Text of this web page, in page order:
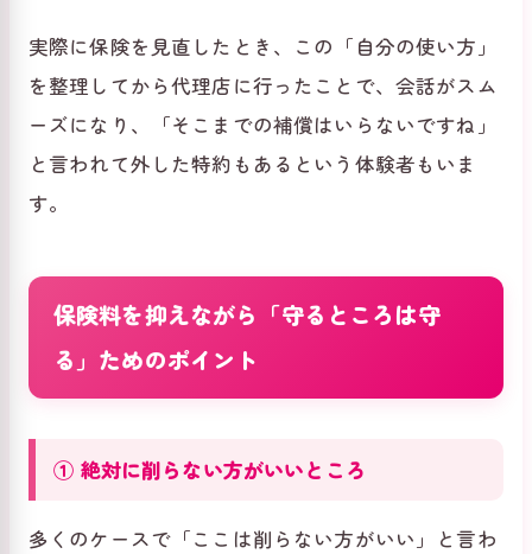
実際に保険を見直したとき、この「自分の使い方」
を整理してから代理店に行ったことで、会話がスム
ーズになり、「そこまでの補償はいらないですね」
と言われて外した特約もあるという体験者もいま
す。
保険料を抑えながら「守るところは守
る」ためのポイント
① 絶対に削らない方がいいところ
多くのケースで「ここは削らない方がいい」と言わ